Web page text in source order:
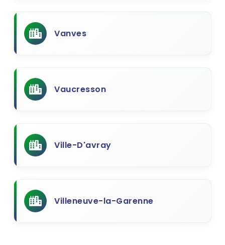
Vanves
Vaucresson
Ville-D'avray
Villeneuve-la-Garenne